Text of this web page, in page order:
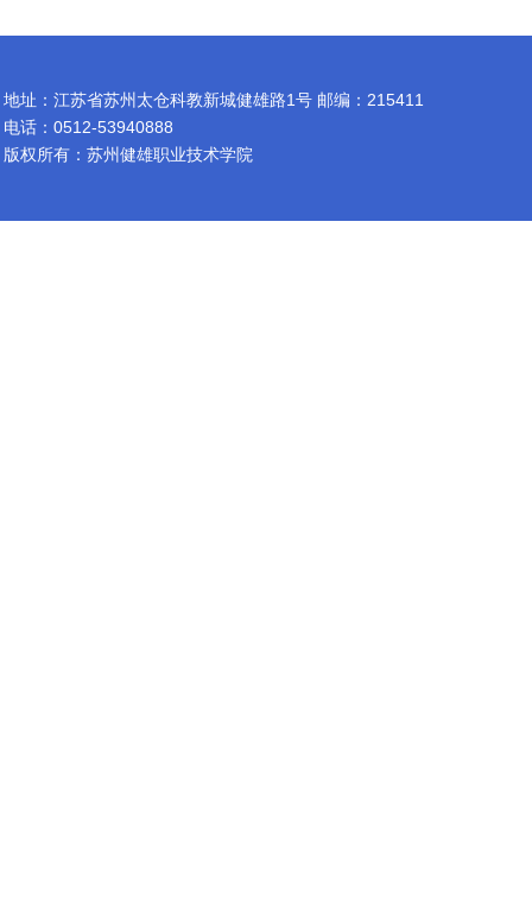
地址：江苏省苏州太仓科教新城健雄路1号 邮编：215411
电话：0512-53940888
版权所有：苏州健雄职业技术学院